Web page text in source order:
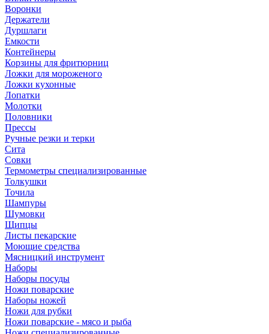
Воронки
Держатели
Дуршлаги
Емкости
Контейнеры
Корзины для фритюрниц
Ложки для мороженого
Ложки кухонные
Лопатки
Молотки
Половники
Прессы
Ручные резки и терки
Сита
Совки
Термометры специализированные
Толкушки
Точила
Шампуры
Шумовки
Щипцы
Листы пекарские
Моющие средства
Мясницкий инструмент
Наборы
Наборы посуды
Ножи поварские
Наборы ножей
Ножи для рубки
Ножи поварские - мясо и рыба